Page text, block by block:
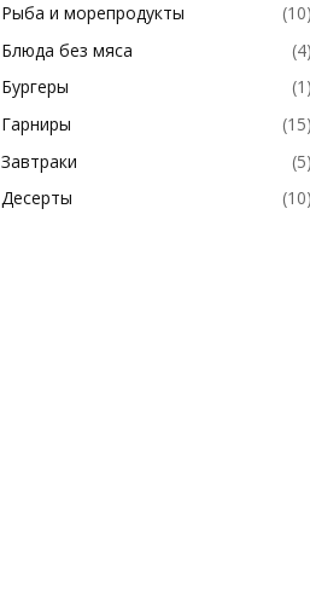
Рыба и морепродукты
(10)
Блюда без мяса
(4)
Бургеры
(1)
Гарниры
(15)
Завтраки
(5)
Десерты
(10)